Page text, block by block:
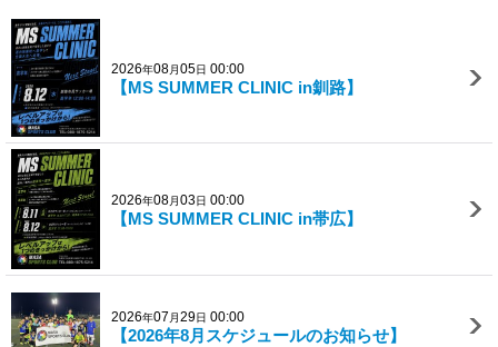
2026年08月 05日 00:00
【MS SUMMER CLINIC in釧路】
2026年08月 03日 00:00
【MS SUMMER CLINIC in帯広】
2026年07月 29日 00:00
【2026年8月スケジュールのお知らせ】